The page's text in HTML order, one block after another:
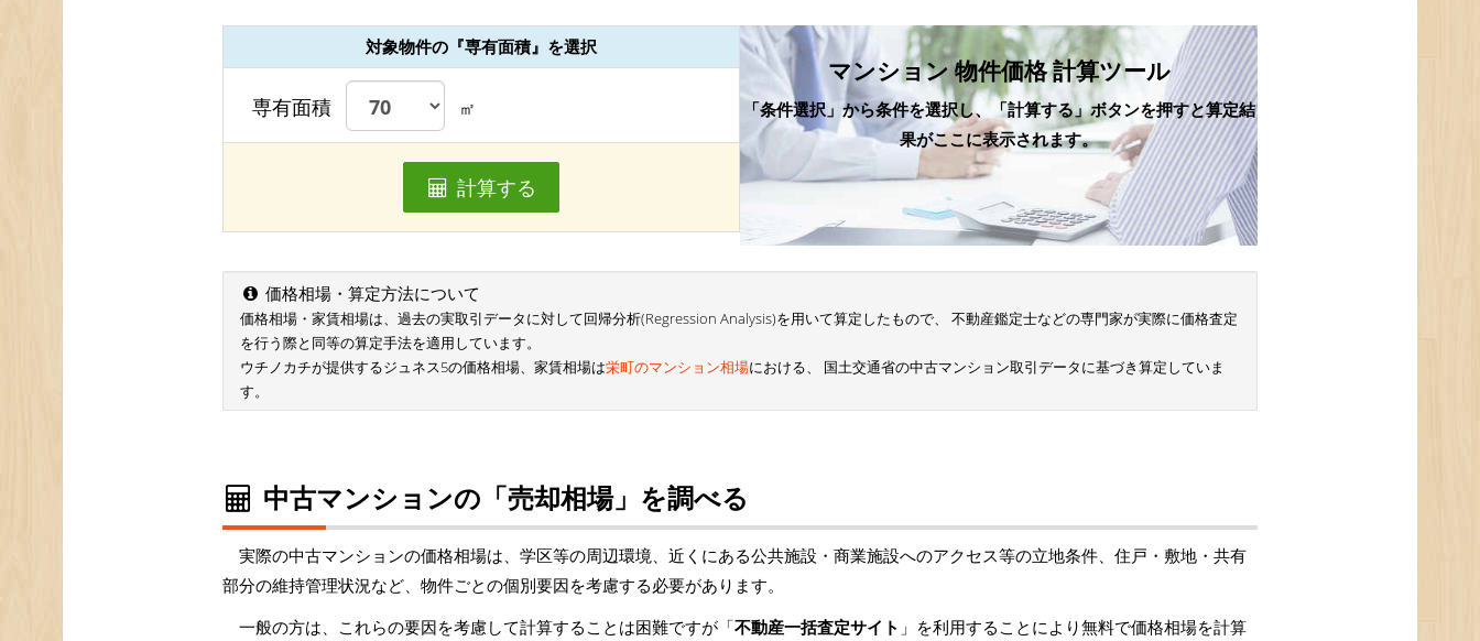
対象物件の『専有面積』を選択
専有面積 ㎡
計算する
マンション 物件価格 計算ツール
「条件選択」から条件を選択し、「計算する」ボタンを押すと算定結
果がここに表示されます。
価格相場・算定方法について
価格相場・家賃相場は、過去の実取引データに対して回帰分析(Regression Analysis)を用いて算定したもので、 不動産鑑定士などの専門家が実際に価格査定
を行う際と同等の算定手法を適用しています。
ウチノカチが提供するジュネス5の価格相場、家賃相場は栄町のマンション相場における、 国土交通省の中古マンション取引データに基づき算定していま
す。
中古マンションの「売却相場」を調べる
実際の中古マンションの価格相場は、学区等の周辺環境、近くにある公共施設・商業施設へのアクセス等の立地条件、住戸・敷地・共有
部分の維持管理状況など、物件ごとの個別要因を考慮する必要があります。
一般の方は、これらの要因を考慮して計算することは困難ですが「不動産一括査定サイト 」を利用することにより無料で価格相場を計算